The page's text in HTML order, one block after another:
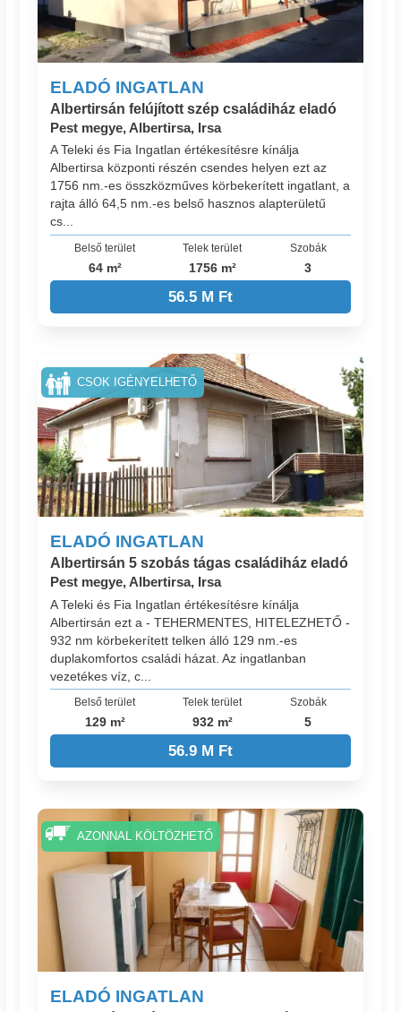
ELADÓ INGATLAN
Albertirsán felújított szép családiház eladó
Pest megye, Albertirsa, Irsa
A Teleki és Fia Ingatlan értékesítésre kínálja
Albertirsa központi részén csendes helyen ezt az
1756 nm.-es összközműves körbekerített ingatlant, a
rajta álló 64,5 nm.-es belső hasznos alapterületű
cs...
Belső terület
64 m²
Telek terület
1756 m²
Szobák
3
56.5 M Ft
ELADÓ INGATLAN
Albertirsán 5 szobás tágas családiház eladó
Pest megye, Albertirsa, Irsa
A Teleki és Fia Ingatlan értékesítésre kínálja
Albertirsán ezt a - TEHERMENTES, HITELEZHETŐ -
932 nm körbekerített telken álló 129 nm.-es
duplakomfortos családi házat. Az ingatlanban
vezetékes víz, c...
Belső terület
129 m²
Telek terület
932 m²
Szobák
5
56.9 M Ft
CSOK IGÉNYELHETŐ
ELADÓ INGATLAN
AZONNAL KÖLTÖZHETŐ